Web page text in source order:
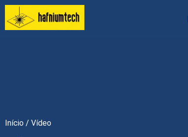
Início / Vídeo